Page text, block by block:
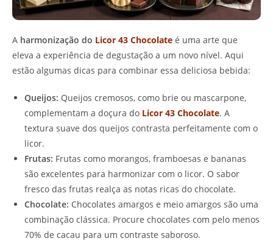
A harmonização do Licor 43 Chocolate é uma arte que
eleva a experiência de degustação a um novo nível. Aqui
estão algumas dicas para combinar essa deliciosa bebida:
Queijos: Queijos cremosos, como brie ou mascarpone,
complementam a doçura do Licor 43 Chocolate. A
textura suave dos queijos contrasta perfeitamente com o
licor.
Frutas: Frutas como morangos, framboesas e bananas
são excelentes para harmonizar com o licor. O sabor
fresco das frutas realça as notas ricas do chocolate.
Chocolate: Chocolates amargos e meio amargos são uma
combinação clássica. Procure chocolates com pelo menos
70% de cacau para um contraste saboroso.